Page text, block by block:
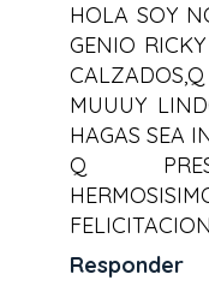
HOLA SOY
GENIO
MUUUY
HAGAS SEA
Q
Responder